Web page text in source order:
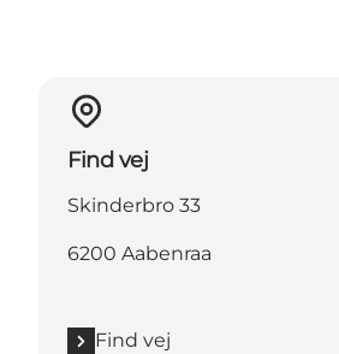
Find vej
Skinderbro 33
6200 Aabenraa
Find vej